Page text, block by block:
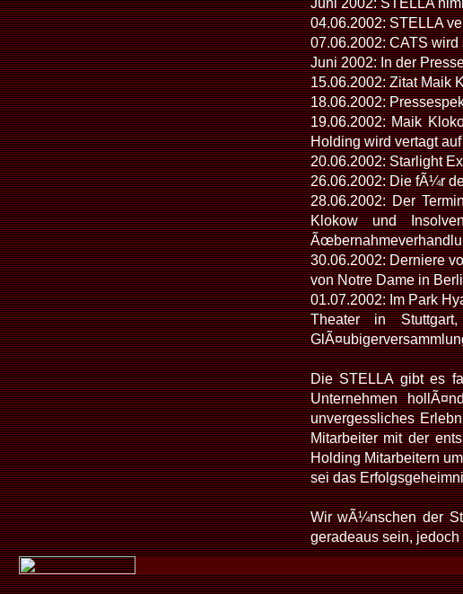
Juni 2002: STELLA
04.06.2002: STELLA
07.06.2002: CATS
Juni 2002: In der
15.06.2002: Zitat Maik
18.06.2002:
19.06.2002: Maik
Holding wird vertagt
20.06.2002: Starlight
26.06.2002: Die fÃ¼r
28.06.2002: Der
Klokow und
30.06.2002: Derniere
von Notre Dame in
01.07.2002: Im Park
Theater in
Die STELLA gibt es
Unternehmen
unvergessliches
Mitarbeiter mit der
Holding Mitarbeitern
sei das
Wir wÃ¼nschen der
geradeaus sein,